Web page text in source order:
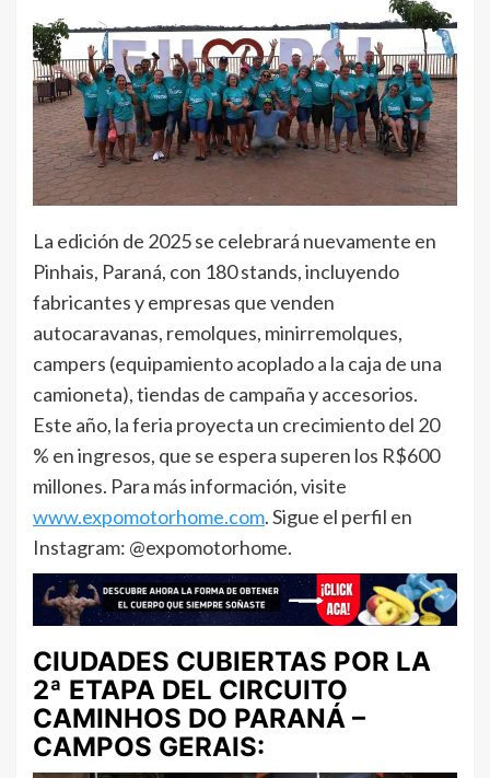
La edición de 2025 se celebrará nuevamente en
Pinhais, Paraná, con 180 stands, incluyendo
fabricantes y empresas que venden
autocaravanas, remolques, minirremolques,
campers (equipamiento acoplado a la caja de una
camioneta), tiendas de campaña y accesorios.
Este año, la feria proyecta un crecimiento del 20
% en ingresos, que se espera superen los R$600
millones. Para más información, visite
www.expomotorhome.com. Sigue el perfil en
Instagram: @expomotorhome.
CIUDADES CUBIERTAS POR LA
2ª ETAPA DEL CIRCUITO
CAMINHOS DO PARANÁ –
CAMPOS GERAIS: